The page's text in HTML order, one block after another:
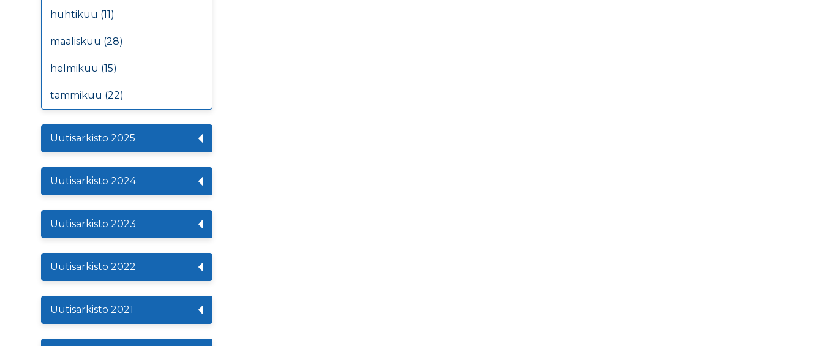
huhtikuu (11)
maaliskuu (28)
helmikuu (15)
tammikuu (22)
Uutisarkisto 2025
Uutisarkisto 2024
Uutisarkisto 2023
Uutisarkisto 2022
Uutisarkisto 2021